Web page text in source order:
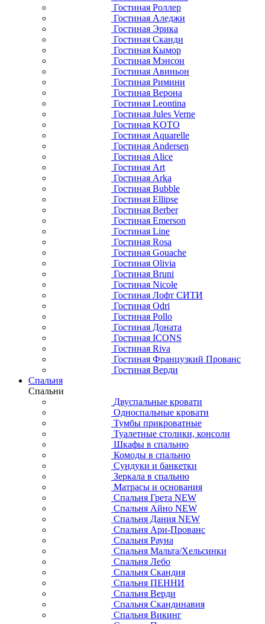
Гостиная Роллер
Гостиная Аледжи
Гостиная Эрика
Гостиная Сканди
Гостиная Кымор
Гостиная Мэнсон
Гостиная Авиньон
Гостиная Римини
Гостиная Верона
Гостиная Leontina
Гостиная Jules Verne
Гостиная KOTO
Гостиная Aquarelle
Гостиная Andersen
Гостиная Alice
Гостиная Art
Гостиная Arka
Гостиная Bubble
Гостиная Ellipse
Гостиная Berber
Гостиная Emerson
Гостиная Line
Гостиная Rosa
Гостиная Gouache
Гостиная Olivia
Гостиная Bruni
Гостиная Nicole
Гостиная Лофт СИТИ
Гостиная Odri
Гостиная Pollo
Гостиная Доната
Гостиная ICONS
Гостиная Riva
Гостиная Французкий Прованс
Гостиная Верди
Спальня
Спальни
Двуспальные кровати
Односпальные кровати
Тумбы прикроватные
Туалетные столики, консоли
Шкафы в спальню
Комоды в спальню
Сундуки и банкетки
Зеркала в спальню
Матрасы и основания
Спальня Грета NEW
Спальня Айно NEW
Спальня Дания NEW
Спальня Ари-Прованс
Спальня Рауна
Спальня Мальта/Хельсинки
Спальня Лебо
Спальня Скандия
Спальня ПЕННИ
Спальня Верди
Спальня Скандинавия
Спальня Викинг